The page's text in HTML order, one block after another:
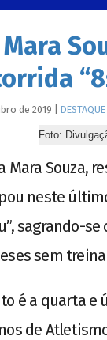
Mara
de 2019 DESTAQUE
Foto:
Mara Souza,
neste
sagrando-
sem
é a quarta e
de